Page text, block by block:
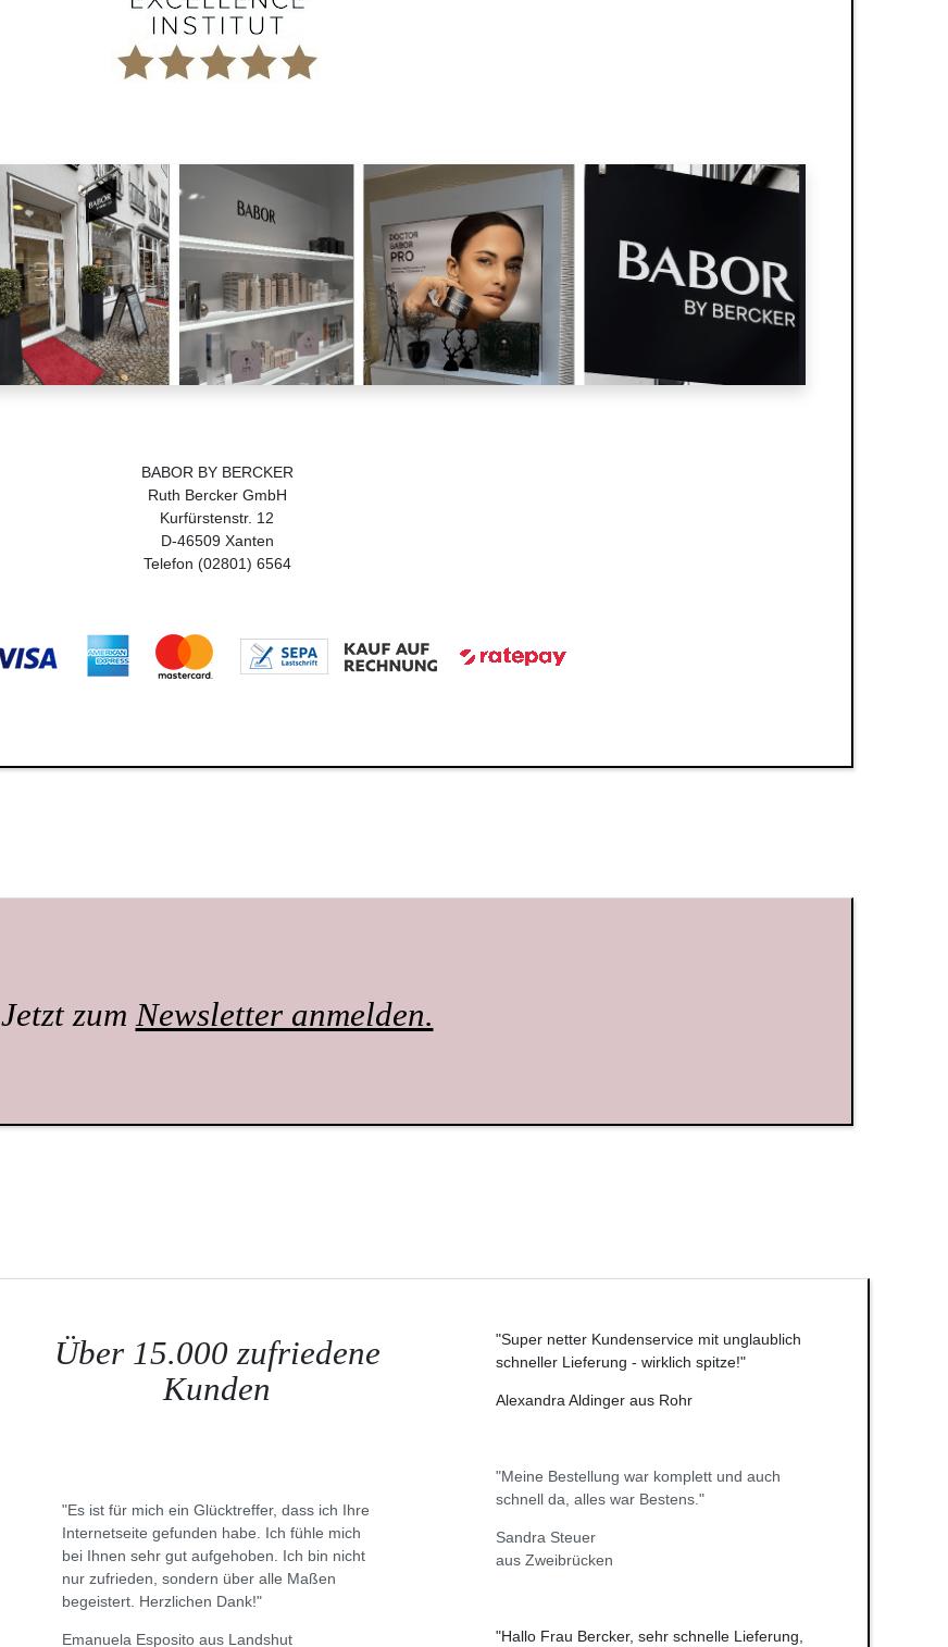
BABOR BY BERCKER
Ruth Bercker GmbH
Kurfürstenstr. 12
D-46509 Xanten
Telefon (02801) 6564
Jetzt zum Newsletter anmelden.
Über 15.000 zufriedene
Kunden
"Es ist für mich ein Glücktreffer, dass ich Ihre
Internetseite gefunden habe. Ich fühle mich
bei Ihnen sehr gut aufgehoben. Ich bin nicht
nur zufrieden, sondern über alle Maßen
begeistert. Herzlichen Dank!"
Emanuela Esposito aus Landshut
"Super netter Kundenservice mit unglaublich
schneller Lieferung - wirklich spitze!"
Alexandra Aldinger aus Rohr
"Meine Bestellung war komplett und auch
schnell da, alles war Bestens."
Sandra Steuer
aus Zweibrücken
"Hallo Frau Bercker, sehr schnelle Lieferung,